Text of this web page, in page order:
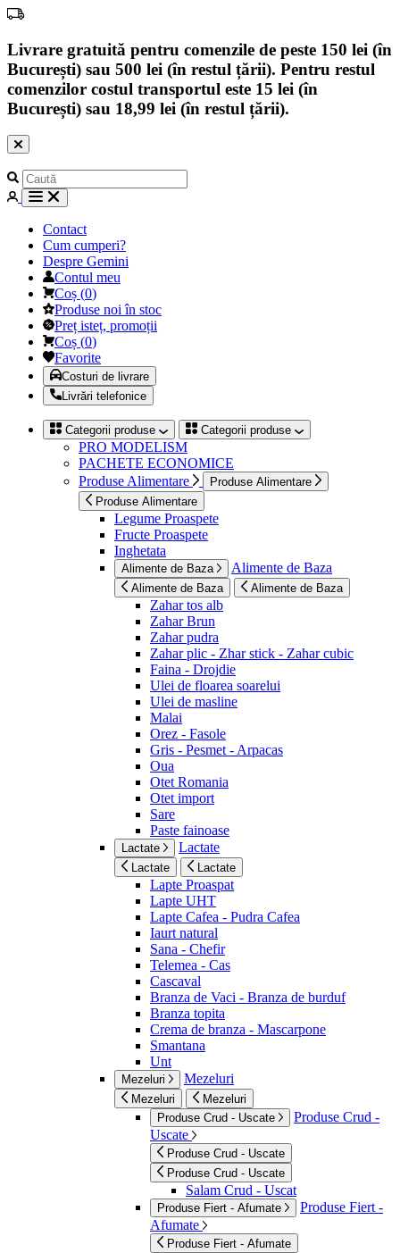
Livrare gratuită pentru comenzile de peste 150 lei (în
București) sau 500 lei (în restul țării). Pentru restul
comenzilor costul transportul este 15 lei (în
București) sau 18,99 lei (în restul țării).
Contact
Cum cumperi?
Despre Gemini
Contul meu
Coș (0)
Produse noi în stoc
Preț isteț, promoții
Coș (0)
Favorite
Costuri de livrare
Livrări telefonice
Categorii produse Categorii produse
PRO MODELISM
PACHETE ECONOMICE
Produse Alimentare
Produse Alimentare
Produse Alimentare
Legume Proaspete
Fructe Proaspete
Inghetata
Alimente de Baza Alimente de Baza
Alimente de Baza Alimente de Baza
Zahar tos alb
Zahar Brun
Zahar pudra
Zahar plic - Zhar stick - Zahar cubic
Faina - Drojdie
Ulei de floarea soarelui
Ulei de masline
Malai
Orez - Fasole
Gris - Pesmet - Arpacas
Oua
Otet Romania
Otet import
Sare
Paste fainoase
Lactate Lactate
Lactate Lactate
Lapte Proaspat
Lapte UHT
Lapte Cafea - Pudra Cafea
Iaurt natural
Sana - Chefir
Telemea - Cas
Cascaval
Branza de Vaci - Branza de burduf
Branza topita
Crema de branza - Mascarpone
Smantana
Unt
Mezeluri Mezeluri
Mezeluri
Mezeluri
Produse Crud - Uscate
Produse Crud -
Uscate
Produse Crud - Uscate
Produse Crud - Uscate
Salam Crud - Uscat
Produse Fiert - Afumate
Produse Fiert -
Afumate
Produse Fiert - Afumate